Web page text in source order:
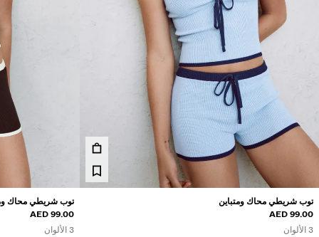
توب شريطي محاك ومتباين
99.00 AED
3 الألوان
توب شريطي محاك
99.00 AED
3 الألوان
السعر بالخصم